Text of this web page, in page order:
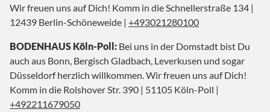
Wir freuen uns auf Dich! Komm in die Schnellerstraße 134 |
12439 Berlin-Schöneweide | +493021280100
BODENHAUS Köln-Poll: Bei uns in der Domstadt bist Du
auch aus Bonn, Bergisch Gladbach, Leverkusen und sogar
Düsseldorf herzlich willkommen. Wir freuen uns auf Dich!
Komm in die Rolshover Str. 390 | 51105 Köln-Poll |
+492211679050